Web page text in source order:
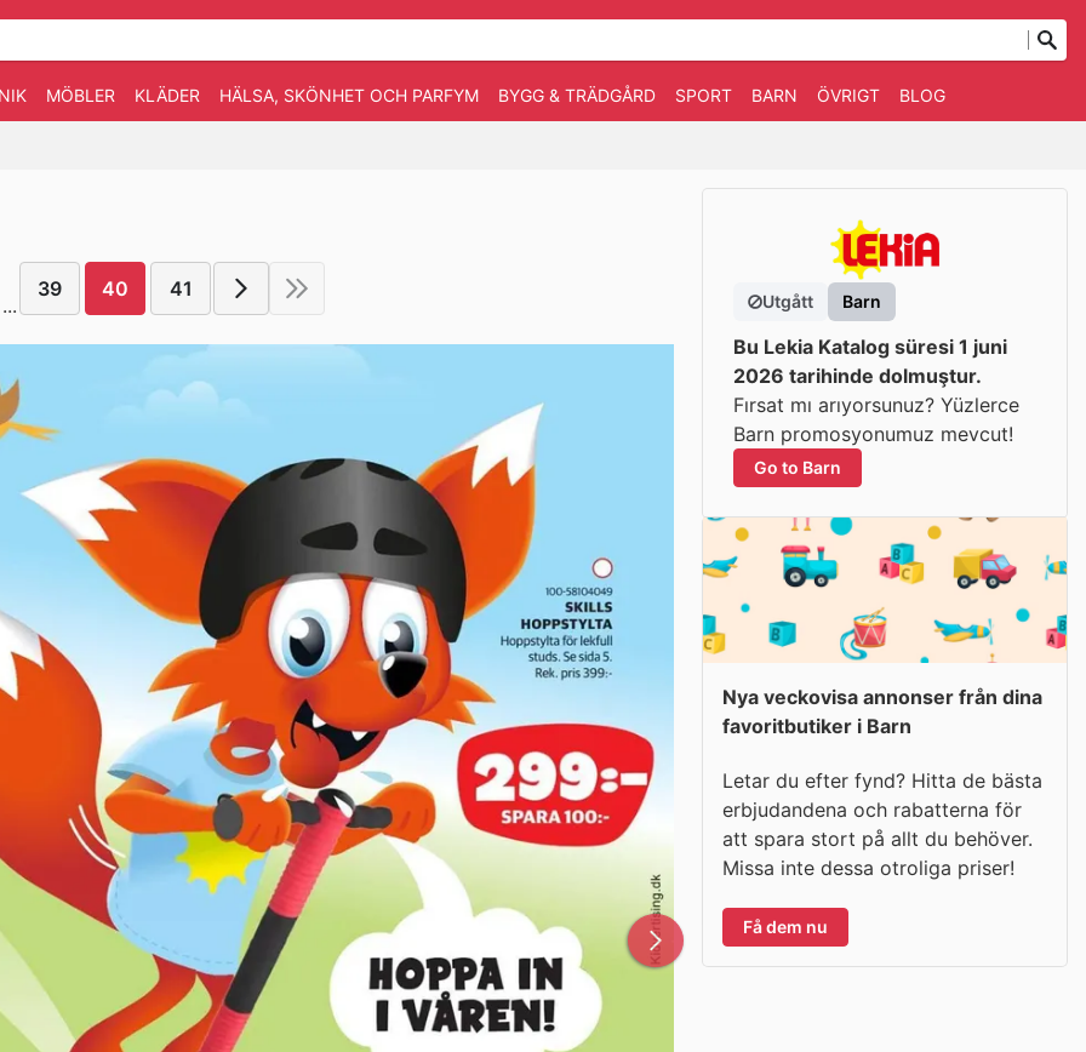
MÖBLER KLÄDER HÄLSA, SKÖNHET OCH PARFYM BYGG & TRÄDGÅRD SPORT BARN ÖVRIGT BLOG
...
39 40 41
Utgått Barn
Bu Lekia Katalog süresi 1 juni
2026 tarihinde dolmuştur.
Fırsat mı arıyorsunuz? Yüzlerce
Barn promosyonumuz mevcut!
Go to Barn
Nya veckovisa annonser från dina
favoritbutiker i Barn
Letar du efter fynd? Hitta de bästa
erbjudandena och rabatterna för
att spara stort på allt du behöver.
Missa inte dessa otroliga priser!
Få dem nu